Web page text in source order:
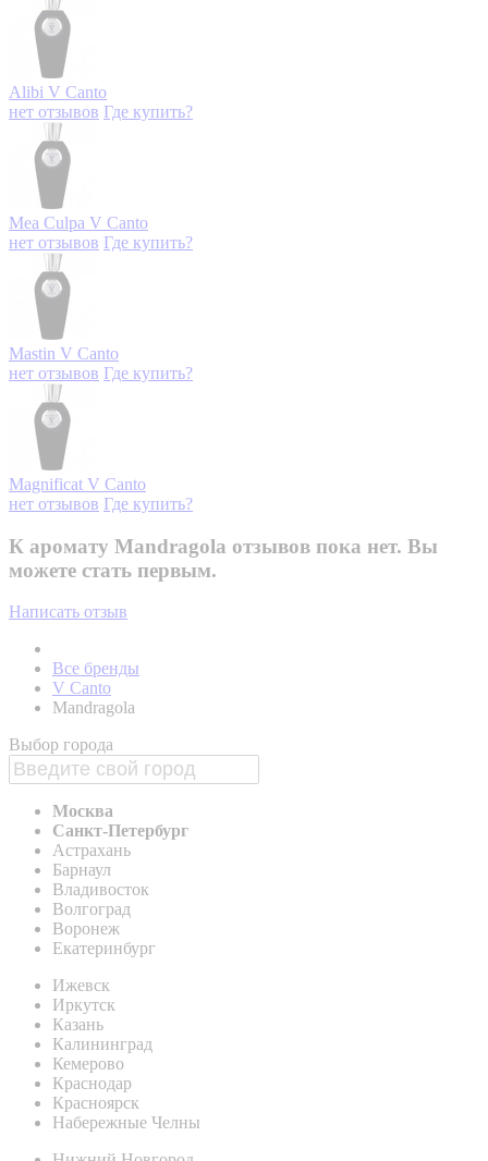
Alibi V Canto
нет отзывов Где купить?
Mea Culpa V Canto
нет отзывов Где купить?
Mastin V Canto
нет отзывов Где купить?
Magnificat V Canto
нет отзывов Где купить?
К аромату Mandragola отзывов пока нет. Вы
можете стать первым.
Написать отзыв
Все бренды
V Canto
Mandragola
Выбор города
Москва
Санкт-Петербург
Астрахань
Барнаул
Владивосток
Волгоград
Воронеж
Екатеринбург
Ижевск
Иркутск
Казань
Калининград
Кемерово
Краснодар
Красноярск
Набережные Челны